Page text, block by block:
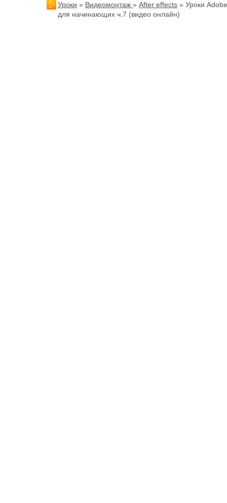
Уроки » Видеомонтаж » After effects » Уроки
для начинающих ч.7 (видео онлайн)